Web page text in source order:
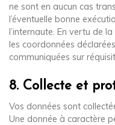
ne sont en aucun cas
l’éventuelle bonne
l’internaute. En vertu de
les coordonnées
communiquées sur
8. Collecte et
Vos données sont
Une donnée à caractère